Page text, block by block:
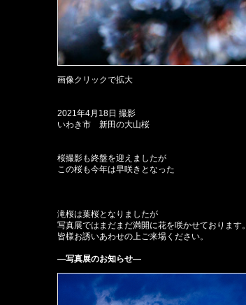
画像クリックで拡大
2021年4月18日 撮影
いわき市 新田の大山桜
桜撮影も終盤を迎えましたが
この桜も今年は早咲きとなった
滝桜は葉桜となりましたが
写真展ではまだまだ満開に花を咲かせております。
皆様お誘いあわせの上ご来場ください。
—写真展のお知らせ—